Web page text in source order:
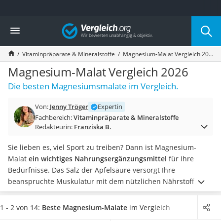
Die beliebtesten Vergleiche nach Kategorie
Drogerie
Inhalator
Haarschneider
Rollator
Braun Rasierer
Katzenklappe (Chip)
Masturbator
Massagepistole
Reisehaartrockner
Eiweißpulver
Magnesiumpräparat
Katzenklappe
Nackenmassagegerät
Zeckenschutz Katze
Vergleich
Vitaminpräparate & Mineralstoffe Magnesium-Malat Vergleich 2026
Magnesium-Malat Vergleich 2026
Die besten Magnesiumsmalate im Vergleich.
Von: Jenny Tröger
Expertin
Fachbereich:Vitaminpräparate & Mineralstoffe
Redakteurin: Franziska B.
Sie lieben es, viel Sport zu treiben? Dann ist Magnesium-
Malat ein wichtiges Nahrungsergänzungsmittel für Ihre
Bedürfnisse. Das Salz der Apfelsäure versorgt Ihre
beanspruchte Muskulatur mit dem nützlichen Nährstoff
Magnesium, spendet Ihnen zusätzliche Energie undwird
besonders schnell vom Körper aufgenommen.Gängige
1 - 2 von 14: Beste Magnesium-Malate im Vergleich